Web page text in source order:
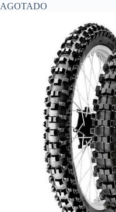
AGOTADO